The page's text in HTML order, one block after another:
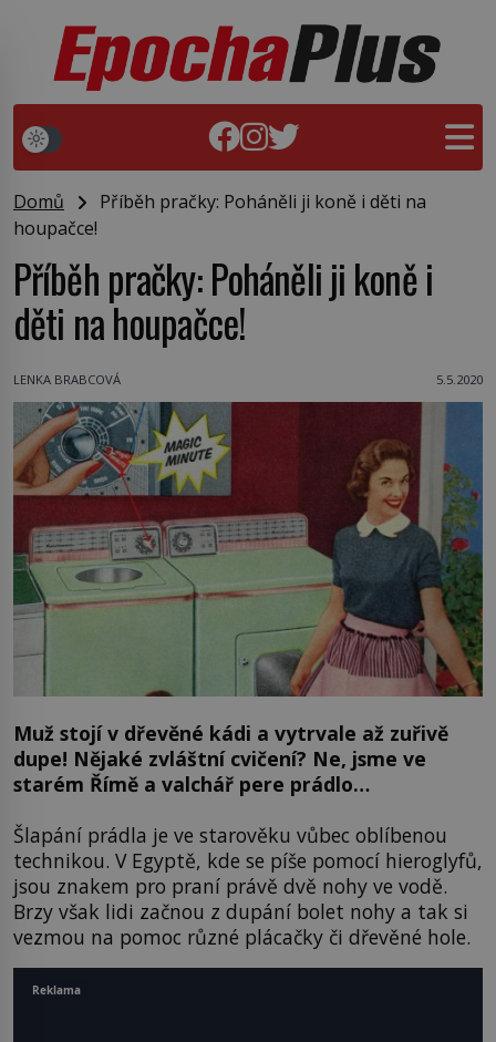
Domů
Příběh pračky: Poháněli ji koně i děti na
houpačce!
Příběh pračky: Poháněli ji koně i
děti na houpačce!
LENKA BRABCOVÁ 5.5.2020
Muž stojí v dřevěné kádi a vytrvale až zuřivě
dupe! Nějaké zvláštní cvičení? Ne, jsme ve
starém Římě a valchář pere prádlo…
Šlapání prádla je ve starověku vůbec oblíbenou
technikou. V Egyptě, kde se píše pomocí hieroglyfů,
jsou znakem pro praní právě dvě nohy ve vodě.
Brzy však lidi začnou z dupání bolet nohy a tak si
vezmou na pomoc různé plácačky či dřevěné hole.
Reklama